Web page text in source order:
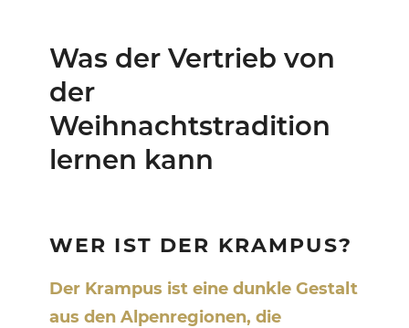
Was der Vertrieb von
der
Weihnachtstradition
lernen kann
WER IST DER KRAMPUS?
Der Krampus ist eine dunkle Gestalt
aus den Alpenregionen, die